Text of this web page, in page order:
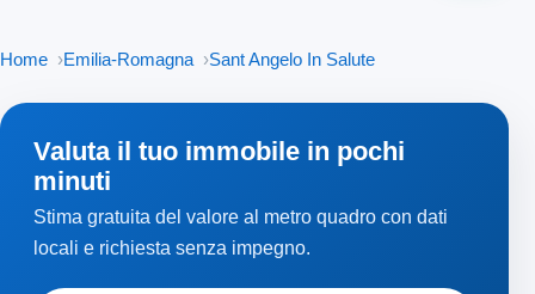
Home Emilia-Romagna Sant Angelo In Salute
Valuta il tuo immobile in pochi
minuti
Stima gratuita del valore al metro quadro con dati
locali e richiesta senza impegno.